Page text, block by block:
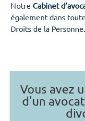
Notre Cabinet
également dans
Droits de la Personne.
Vous avez
d'un